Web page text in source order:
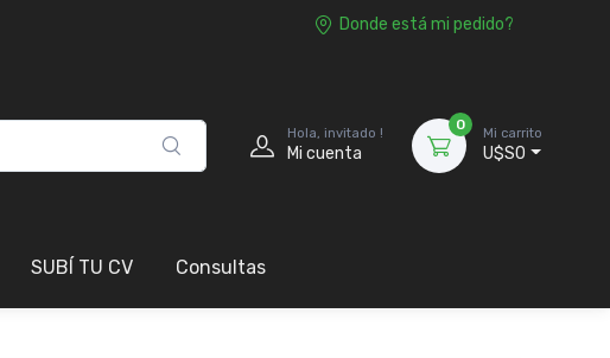
Donde está mi pedido?
Hola, invitado !
Mi cuenta
0
Mi carrito
U$S0
SUBÍ TU CV Consultas